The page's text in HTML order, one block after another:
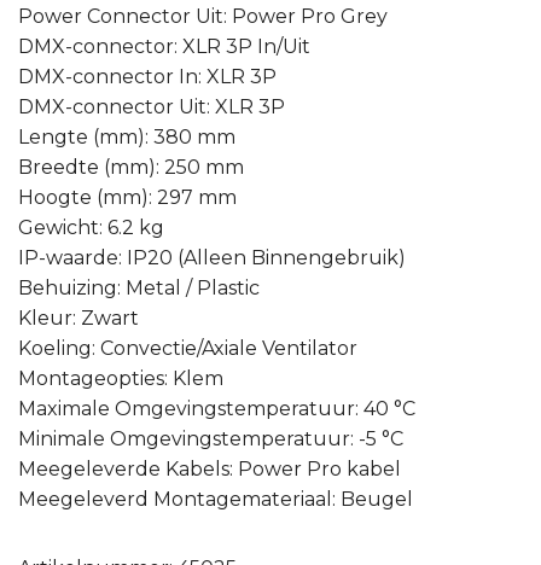
Power Connector Uit: Power Pro Grey
DMX-connector: XLR 3P In/Uit
DMX-connector In: XLR 3P
DMX-connector Uit: XLR 3P
Lengte (mm): 380 mm
Breedte (mm): 250 mm
Hoogte (mm): 297 mm
Gewicht: 6.2 kg
IP-waarde: IP20 (Alleen Binnengebruik)
Behuizing: Metal / Plastic
Kleur: Zwart
Koeling: Convectie/Axiale Ventilator
Montageopties: Klem
Maximale Omgevingstemperatuur: 40 °C
Minimale Omgevingstemperatuur: -5 °C
Meegeleverde Kabels: Power Pro kabel
Meegeleverd Montagemateriaal: Beugel